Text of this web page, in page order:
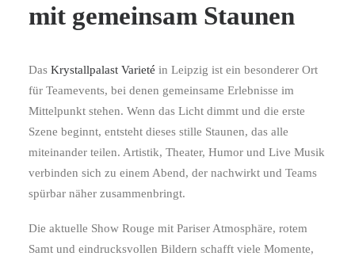
mit gemeinsam Staunen
Das Krystallpalast Varieté in Leipzig ist ein besonderer Ort
für Teamevents, bei denen gemeinsame Erlebnisse im
Mittelpunkt stehen. Wenn das Licht dimmt und die erste
Szene beginnt, entsteht dieses stille Staunen, das alle
miteinander teilen. Artistik, Theater, Humor und Live Musik
verbinden sich zu einem Abend, der nachwirkt und Teams
spürbar näher zusammenbringt.
Die aktuelle Show Rouge mit Pariser Atmosphäre, rotem
Samt und eindrucksvollen Bildern schafft viele Momente,